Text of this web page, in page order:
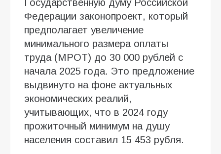
Государственную думу Российской
Федерации законопроект, который
предполагает увеличение
минимального размера оплаты
труда (МРОТ) до 30 000 рублей с
начала 2025 года. Это предложение
выдвинуто на фоне актуальных
экономических реалий,
учитывающих, что в 2024 году
прожиточный минимум на душу
населения составил 15 453 рубля.